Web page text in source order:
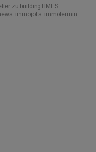
zu buildingTIMES,
immojobs, immotermin